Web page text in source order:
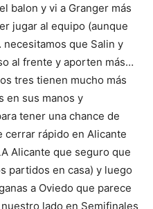
balon y vi a Granger más
jugar al equipo (aunque
que Salin y
al frente y aporten más…
tres tienen mucho más
en sus manos y
tener una chance de
cerrar rápido en Alicante
Alicante que seguro que
partidos en casa) y luego
a Oviedo que parece
lado en Semifinales